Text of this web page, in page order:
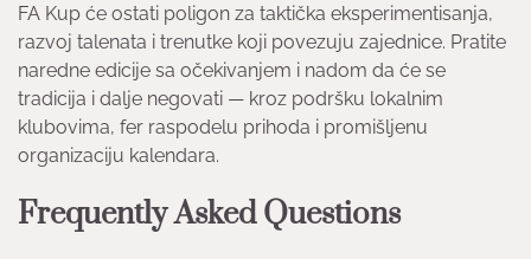
FA Kup će ostati poligon za taktička eksperimentisanja,
razvoj talenata i trenutke koji povezuju zajednice. Pratite
naredne edicije sa očekivanjem i nadom da će se
tradicija i dalje negovati — kroz podršku lokalnim
klubovima, fer raspodelu prihoda i promišljenu
organizaciju kalendara.
Frequently Asked Questions